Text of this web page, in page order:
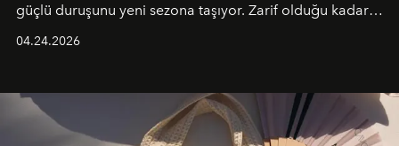
güçlü duruşunu yeni sezona taşıyor. Zarif olduğu kadar
04.24.2026